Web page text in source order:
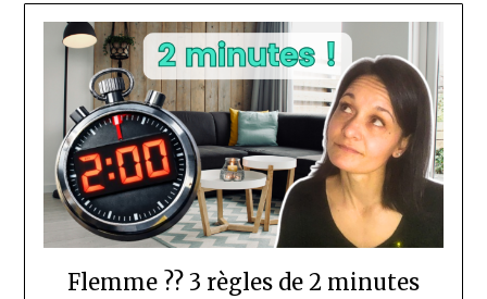
Flemme ?? 3 règles de 2 minutes